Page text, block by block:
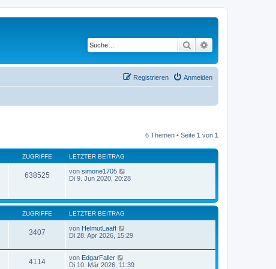
Suche
Anmelden
Registrieren
6 Themen • Seite 1 von 1
ZUGRIFFE LETZTER BEITRAG
638525 von simone1705
Di 9. Jun 2020, 20:28
ZUGRIFFE LETZTER BEITRAG
3407 von HelmutLaaff
Di 28. Apr 2026, 15:29
4114 von EdgarFaller
Di 10. Mär 2026, 11:39